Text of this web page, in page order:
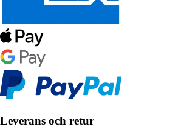
Leverans och retur